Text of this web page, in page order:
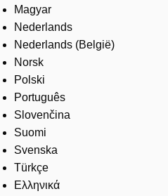
Magyar
Nederlands
Nederlands (België)
Norsk
Polski
Português
Slovenčina
Suomi
Svenska
Türkçe
Ελληνικά